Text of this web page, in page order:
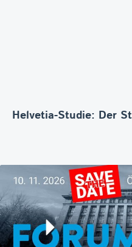
Helvetia-Studie: Der